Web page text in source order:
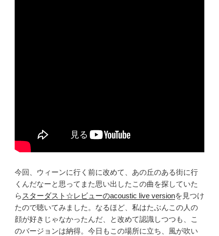
今回、ウィーンに行く前に改めて、あの丘のある街に行
くんだなーと思ってまた思い出したこの曲を探していた
ら スターダスト☆レビューのacoustic live versionを見つけ
たので聴いてみました。なるほど、私はたぶんこの人の
顔が好きじゃなかったんだ、と改めて認識しつつも、こ
のバージョンは納得。今日もこの場所に立ち、風が吹い